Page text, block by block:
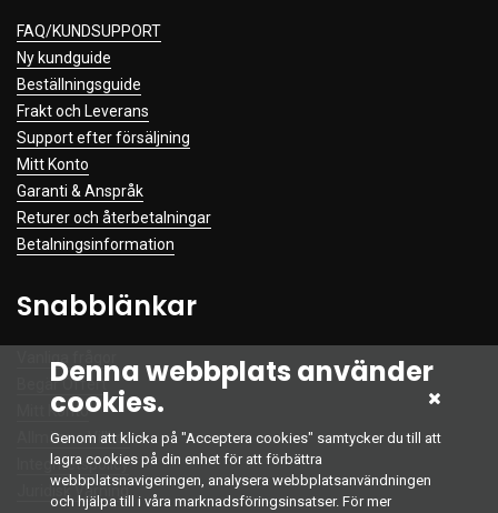
FAQ/KUNDSUPPORT
Ny kundguide
Beställningsguide
Frakt och Leverans
Support efter försäljning
Mitt Konto
Garanti & Anspråk
Returer och återbetalningar
Betalningsinformation
Snabblänkar
Vanliga frågor
Begär Offert
Mitt Konto
Allmänna Villkor
Integritetspolicy
Juridisk Varning
Denna webbplats använder
cookies.
Genom att klicka på "Acceptera cookies" samtycker du till att
lagra cookies på din enhet för att förbättra
webbplatsnavigeringen, analysera webbplatsanvändningen
och hjälpa till i våra marknadsföringsinsatser. För mer